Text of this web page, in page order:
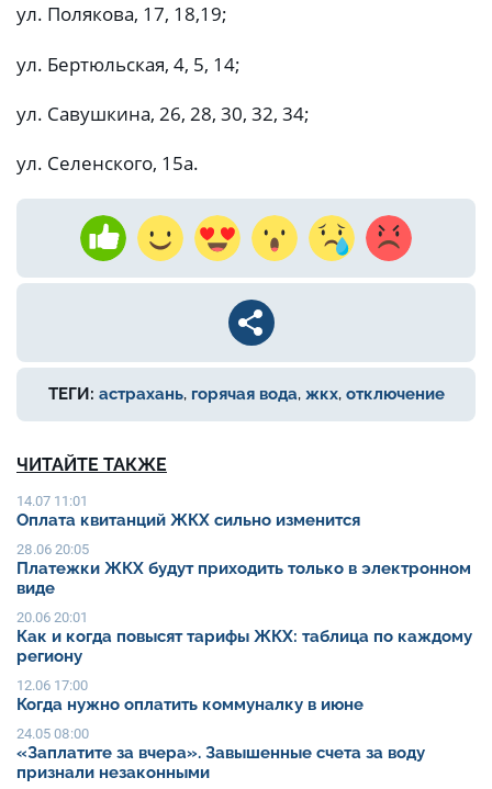
ул. Полякова, 17, 18,19;
ул. Бертюльская, 4, 5, 14;
ул. Савушкина, 26, 28, 30, 32, 34;
ул. Селенского, 15а.
ТЕГИ: астрахань, горячая вода, жкх, отключение
ЧИТАЙТЕ ТАКЖЕ
14.07 11:01
Оплата квитанций ЖКХ сильно изменится
28.06 20:05
Платежки ЖКХ будут приходить только в электронном
виде
20.06 20:01
Как и когда повысят тарифы ЖКХ: таблица по каждому
региону
12.06 17:00
Когда нужно оплатить коммуналку в июне
24.05 08:00
«Заплатите за вчера». Завышенные счета за воду
признали незаконными